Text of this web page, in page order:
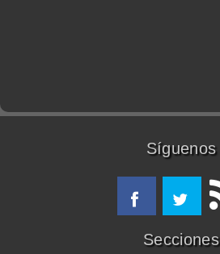
Síguenos
Secciones